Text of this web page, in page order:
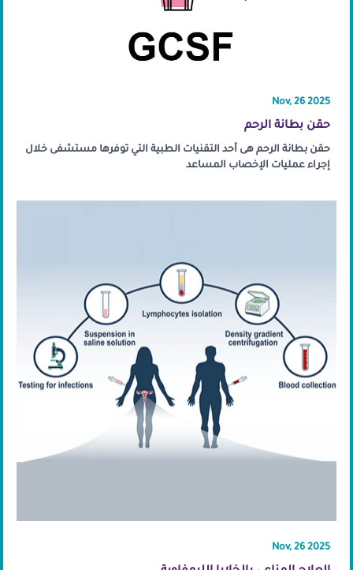
Nov, 26 2025
حقن بطانة الرحم
حقن بطانة الرحم هى أحد التقنيات الطبية التي توفرها مستشفى خلال
إجراء عمليات الإخصاب المساعد
Nov, 26 2025